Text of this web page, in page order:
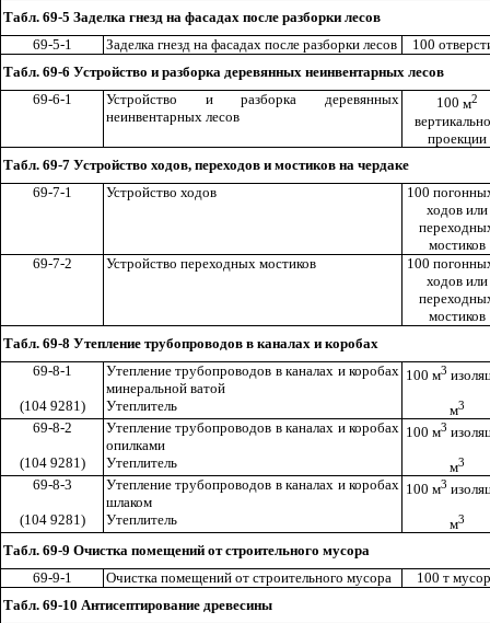
Табл. 69-5 Заделка гнезд на фасадах после разборки лесов
69-5-1
Заделка гнезд на фасадах после разборки лесов
100
Табл. 69-6 Устройство и разборка деревянных неинвентарных лесов
69-6-1
Устройство и разборка деревянных
неинвентарных лесов
100 м2
проекции
Табл. 69-7 Устройство ходов, переходов и мостиков на чердаке
69-7-1
Устройство ходов
100
ходов или
мостиков
69-7-2
Устройство переходных мостиков
100
ходов или
мостиков
Табл. 69-8 Утепление трубопроводов в каналах и коробах
69-8-1
Утепление трубопроводов в каналах и коробах
минеральной ватой
100 м3
(104 9281)
Утеплитель м3
69-8-2
Утепление трубопроводов в каналах и коробах
опилками
100 м3
(104 9281)
Утеплитель м3
69-8-3
Утепление трубопроводов в каналах и коробах
шлаком
100 м3
(104 9281)
Утеплитель м3
Табл. 69-9 Очистка помещений от строительного мусора
69-9-1
Очистка помещений от строительного мусора
100 т
Табл. 69-10 Антисептирование древесины